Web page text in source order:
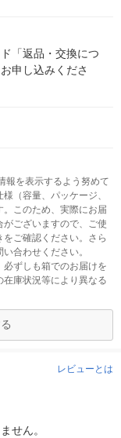
「返品・交換につ
申し込みくださ
報を表示するよう努めて
（容量、パッケージ、
このため、実際にお届
ございますので、ご使
ご確認ください。さら
合わせください。
ずしも箱でのお届けを
庫状況等により異なる
レビューとは
せん。